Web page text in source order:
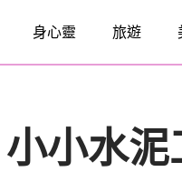
身心靈 旅遊
小水泥